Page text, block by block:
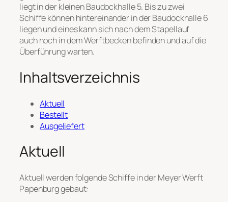
liegt in der kleinen Baudockhalle 5. Bis zu zwei
Schiffe können hintereinander in der Baudockhalle 6
liegen und eines kann sich nach dem Stapellauf
auch noch in dem Werftbecken befinden und auf die
Überführung warten.
Inhaltsverzeichnis
Aktuell
Bestellt
Ausgeliefert
Aktuell
Aktuell werden folgende Schiffe in der Meyer Werft
Papenburg gebaut: